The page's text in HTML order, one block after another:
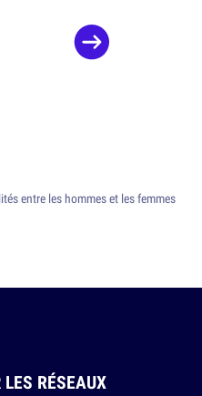
entre les hommes et les femmes
LES RÉSEAUX